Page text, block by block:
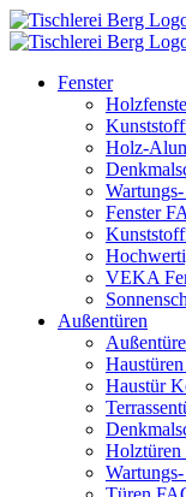
Fenster
Holz-
Fenster
VEKA
Außentüren
Haustür
Holztüren